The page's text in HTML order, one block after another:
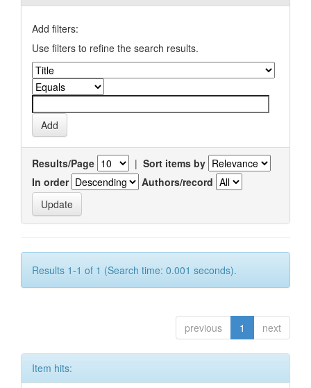
Add filters:
Use filters to refine the search results.
Results/Page | Sort items by
In order
Authors/record
Results 1-1 of 1 (Search time: 0.001 seconds).
previous 1 next
Item hits: